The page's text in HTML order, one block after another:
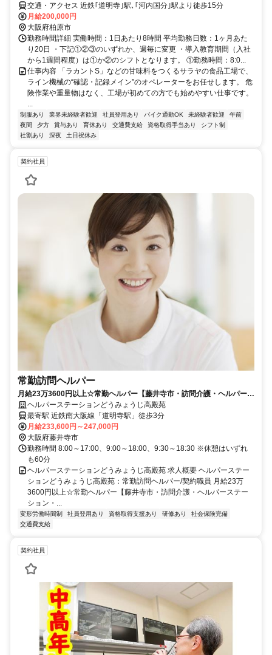
交通・アクセス 近鉄｢道明寺｣駅､｢河内国分｣駅より徒歩15分
月給200,000円
大阪府柏原市
勤務時間詳細 実働時間：1日あたり8時間 平均勤務日数：1ヶ月あた
り20日 ・下記①②③のいずれか、週毎に変更 ・導入教育期間（入社
から1週間程度）は①か②のシフトとなります。 ①勤務時間：8:0...
仕事内容 「ラカントS」などの甘味料をつくるサラヤの食品工場で、
ライン機械の“確認・記録メイン”のオペレーターをお任せします。 危
険作業や重量物はなく、工場が初めての方でも始めやすい仕事です。
...
制服あり 業界未経験者歓迎 社員登用あり バイク通勤OK 未経験者歓迎
午前
夜間
夕方 賞与あり 育休あり 交通費支給 資格取得手当あり
シフト制
社割あり
深夜 土日祝休み
契約社員
常勤訪問ヘルパー
月給23万3600円以上☆常勤ヘルパー【藤井寺市・訪問介護・ヘルパース
テーション・介護職・契約職員】
ヘルパーステーションどうみょうじ高殿苑
最寄駅 近鉄南大阪線「道明寺駅」徒歩3分
月給233,600円～247,000円
大阪府藤井寺市
勤務時間 8:00～17:00、9:00～18:00、9:30～18:30 ※休憩はいずれ
も60分
ヘルパーステーションどうみょうじ高殿苑 求人概要 ヘルパーステー
ションどうみょうじ高殿苑：常勤訪問ヘルパー/契約職員 月給23万
3600円以上☆常勤ヘルパー【藤井寺市・訪問介護・ヘルパーステー
ション・...
変形労働時間制 社員登用あり 資格取得支援あり 研修あり
社会保険完備
交通費支給
契約社員